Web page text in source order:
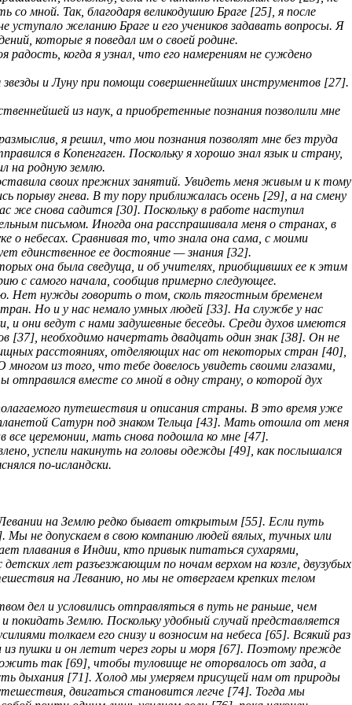
со мной. Так, благодаря великодушию Браге [25], я после
уступало желанию Браге и его учеников задавать вопросы. Я
которые я поведал им о своей родине.
когда я узнал, что его намерениям не суждено
звезды и Луну при помощи совершеннейших инструментов [27].
из наук, а приобретенные познания позволили мне
я решил, что мои познания позволят мне без труда
в Копенгаген. Поскольку я хорошо знал язык и страну,
на родную землю.
своих прежних занятий. Увидеть меня живым и к тому
порыву гнева. В ту пору приближалась осень [29], а на смену
же снова садится [30]. Поскольку в работе наступил
письмом. Иногда она расспрашивала меня о странах, в
о небесах. Сравнивая то, что знала она сама, с моими
единственное ее достояние — знания [32].
она была сведуща, и об учителях, приобщивших ее к этим
с самого начала, сообщив примерно следующее.
Нет нужды говорить о том, сколь тягостным бременем
Но и у нас немало умных людей [33]. На службе у нас
они ведут с нами задушевные беседы. Среди духов имеются
[37], необходимо начертать двадцать один знак [38]. Он не
расстояниях, отделяющих нас от некоторых стран [40],
из того, что тебе довелось увидеть своими глазами,
вместе со мной в одну страну, о которой дух
путешествия и описания страны. В это время уже
Сатурн под знаком Тельца [43]. Мать отошла от меня
все церемонии, мать снова подошла ко мне [47].
успели накинуть на головы одежды [49], как послышался
по-исландски.
на Землю редко бывает открытым [55]. Если путь
не допускаем в свою компанию людей вялых, тучных или
плавания в Индии, кто привык питаться сухарями,
лет разъезжающим по ночам верхом на козле, двузубых
на Леванию, но мы не отвергаем крепких телом
дел и условились отправляться в путь не раньше, чем
Землю. Поскольку удобный случай представляется
толкаем его снизу и возносим на небеса [65]. Всякий раз
из пушки и он летит через горы и моря [67]. Поэтому прежде
так [69], чтобы туловище не оторвалось от зада, а
дыхания [71]. Холод мы умеряем присущей нам от природы
двигаться становится легче [74]. Тогда мы